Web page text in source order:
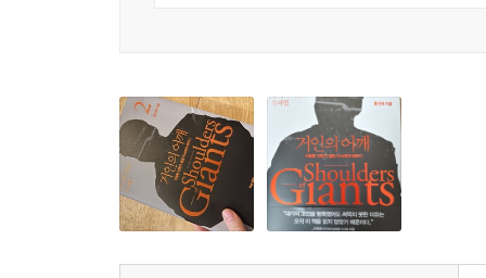
경제, 심리학 서적을 탐독하고 ‘효율적 시장가
생각했다고 한다. “만족스러운 투자 실적을 얻기
《거인의 어깨》는 위의 질문에 제대로 답하기
주식투자의 본질과 투자 원칙 정립에 필요한 모
과학자이자 철학자의 면모를 갖춘 홍진채 저자